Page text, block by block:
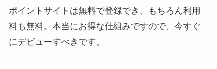
ポイントサイトは無料で登録でき、もちろん利用
料も無料。本当にお得な仕組みですので、今すぐ
にデビューすべきです。